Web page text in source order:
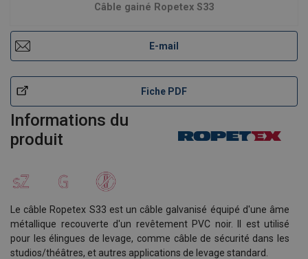
Câble gainé Ropetex S33
E-mail
Fiche PDF
Informations du
produit
Le câble Ropetex S33 est un câble galvanisé équipé d'une âme
métallique recouverte d'un revêtement PVC noir. Il est utilisé
pour les élingues de levage, comme câble de sécurité dans les
studios/théâtres, et autres applications de levage standard.